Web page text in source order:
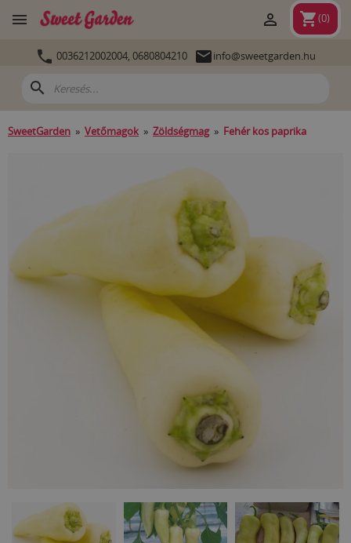
 shopping_cart(0)

 0036212002004, 0680804210 info@sweetgarden.hu
search
SweetGarden » Vetőmagok » Zöldségmag» Fehér kos paprika